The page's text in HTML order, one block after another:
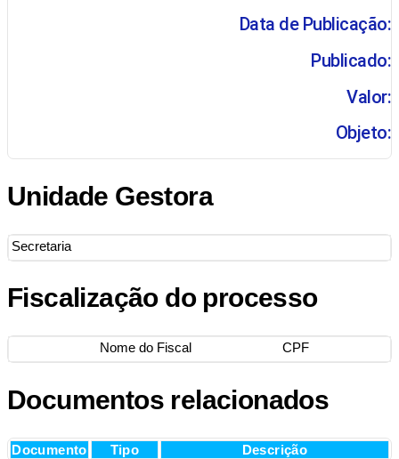
Data de Publicação:
Publicado:
Valor:
Objeto:
Unidade Gestora
Secretaria
Fiscalização do processo
Nome do Fiscal CPF
Documentos relacionados
Documento Tipo Descrição